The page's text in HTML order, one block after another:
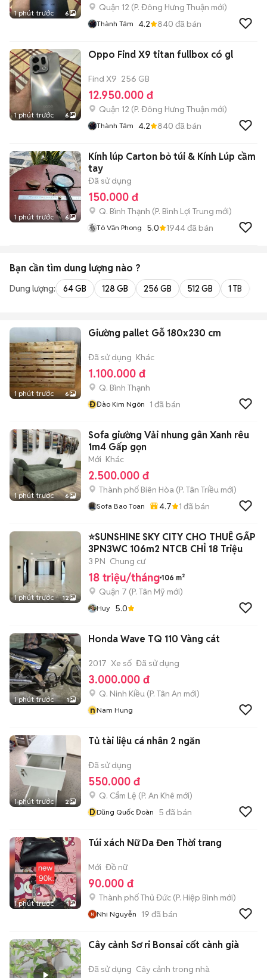
1 phút trước 6
Quận 12 (P. Đông Hưng Thuận mới)
Thành Tâm 4.2 840 đã bán
1 phút trước 6
Oppo Find X9 titan fullbox có gl
Find X9 256 GB
12.950.000 đ
Quận 12 (P. Đông Hưng Thuận mới)
Thành Tâm 4.2 840 đã bán
1 phút trước 6
Kính lúp Carton bỏ túi & Kính Lúp cầm
tay
Đã sử dụng
150.000 đ
Q. Bình Thạnh (P. Bình Lợi Trung mới)
Tô Văn Phong 5.0 1944đã bán
Bạn cần tìm dung lượng nào ?
Dung lượng: 64 GB 128 GB 256 GB 512 GB 1 TB
1 phút trước 6
Giường pallet Gỗ 180x230 cm
Đã sử dụng Khác
1.100.000 đ
Q. Bình Thạnh
ĐĐào Kim Ngôn 1 đã bán
1 phút trước 6
Sofa giường Vải nhung gân Xanh rêu
1m4 Gấp gọn
Mới Khác
2.500.000 đ
Thành phố Biên Hòa (P. Tân Triều mới)
Sofa Bao Toan 4.7 1 đã bán
1 phút trước 12
⭐SUNSHINE SKY CITY CHO THUÊ GẤP
3PN3WC 106m2 NTCB CHỈ 18 Triệu
3 PN Chung cư
18 triệu/tháng 106 m²
Quận 7 (P. Tân Mỹ mới)
Huy 5.0
1 phút trước 1
Honda Wave TQ 110 Vàng cát
2017 Xe số Đã sử dụng
3.000.000 đ
Q. Ninh Kiều (P. Tân An mới)
nNam Hung
1 phút trước 2
Tủ tài liệu cá nhân 2 ngăn
Đã sử dụng
550.000 đ
Q. Cẩm Lệ (P. An Khê mới)
DDũng Quốc Đoàn 5 đã bán
1 phút trước 1
Túi xách Nữ Da Đen Thời trang
Mới Đồ nữ
90.000 đ
Thành phố Thủ Đức (P. Hiệp Bình mới)
Nhi Nguyễn 19 đã bán
Cây cảnh Sơ ri Bonsai cốt cành già
Đã sử dụng Cây cảnh trong nhà